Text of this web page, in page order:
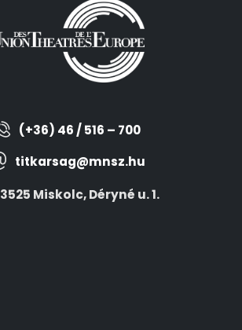
(+36) 46 / 516 – 700
titkarsag@mnsz.hu
3525 Miskolc, Déryné u. 1.